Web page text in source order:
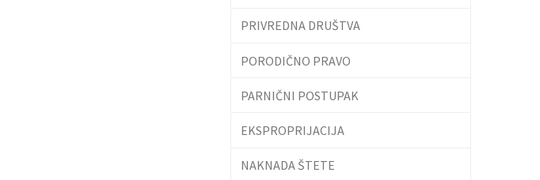
PRIVREDNA DRUŠTVA
PORODIČNO PRAVO
PARNIČNI POSTUPAK
EKSPROPRIJACIJA
NAKNADA ŠTETE